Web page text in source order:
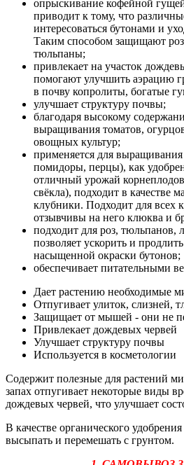
опрыскивание кофейной
приводит к тому, что
интересоваться бутонами и
Таким способом защищают
тюльпаны;
привлекает на участок
помогают улучшить аэрацию
в почву копролиты, богатые
улучшает структуру почвы;
благодаря высокому
выращивания томатов,
овощных культур;
применяется для
помидоры, перцы), как
отличный урожай
свёкла), подходит в качестве
клубники. Подходит для всех
отзывчивы на него клюква и
подходит для роз, тюльпанов,
позволяет ускорить и
насыщенной окраски бутонов;
обеспечивает питательными
Дает растению необходимые
Отпугивает улиток, слизней,
Защищает от мышей - они не
Привлекает дождевых червей
Улучшает структуру почвы
Используется в косметологии
Содержит полезные для растений
запах отпугивает некоторые виды
дождевых червей, что улучшает
В качестве органического
высыпать и перемешать с грунтом.